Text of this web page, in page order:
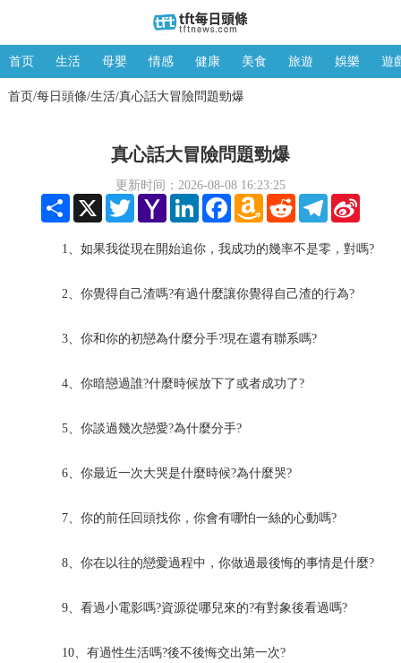
首页 生活 母嬰 情感 健康 美食 旅遊 娛樂 遊
首页/每日頭條/生活/真心話大冒險問題勁爆
真心話大冒險問題勁爆
更新时间：2026-08-08 16:23:25
Share X TwitterYahoo
Mail
LinkedInFacebookAmazon
Wish
RedditTelegramSina
1、如果我從現在開始追你，我成功的幾率不是零，對嗎?
2、你覺得自己渣嗎?有過什麼讓你覺得自己渣的行為?
3、你和你的初戀為什麼分手?現在還有聯系嗎?
4、你暗戀過誰?什麼時候放下了或者成功了?
5、你談過幾次戀愛?為什麼分手?
6、你最近一次大哭是什麼時候?為什麼哭?
7、你的前任回頭找你，你會有哪怕一絲的心動嗎?
8、你在以往的戀愛過程中，你做過最後悔的事情是什麼?
9、看過小電影嗎?資源從哪兒來的?有對象後看過嗎?
10、有過性生活嗎?後不後悔交出第一次?